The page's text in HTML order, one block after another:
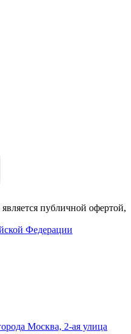
публичной офертой,
Федерации
Москва, 2-ая улица